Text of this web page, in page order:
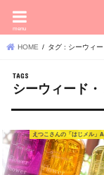
menu
HOME タグ : シーウィ
シーウィード
えつこさんの「はじメル」